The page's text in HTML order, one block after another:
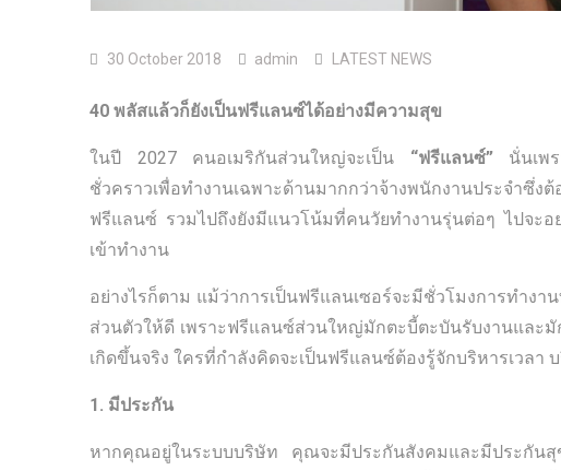
30 October 2018 admin LATEST NEWS
40 พลัสแล้วก็ยังเป็นฟรีแลนซ์ได้อย่างมีความสุข
ในปี 2027 คนอเมริกันส่วนใหญ่จะเป็น “ฟรีแลนซ์”นั่นเพร
ชั่วคราวเพื่อทำงานเฉพาะด้านมากกว่าจ้างพนักงานประจำซึ่
ฟรีแลนซ์ รวมไปถึงยังมีแนวโน้มที่คนวัยทำงานรุ่นต่อๆ ไปจะอ
เข้าทำงาน
อย่างไรก็ตาม แม้ว่าการเป็นฟรีแลนเซอร์จะมีชั่วโมงการทำ
ส่วนตัวให้ดี เพราะฟรีแลนซ์ส่วนใหญ่มักตะบี้ตะบันรับงานและมั
เกิดขึ้นจริง ใครที่กำลังคิดจะเป็นฟรีแลนซ์ต้องรู้จักบริหารเวลา
1. มีประกัน
หากคุณอยู่ในระบบบริษัท คุณจะมีประกันสังคมและมีประกันสุ